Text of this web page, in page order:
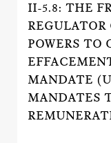
II-5.8: THE
POWERS TO
MANDATE
MANDATES